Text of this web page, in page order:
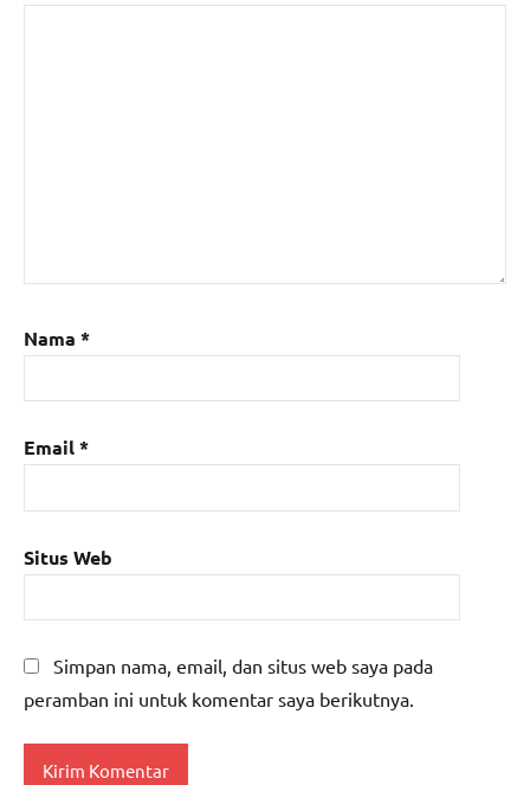
Nama *
Email*
Situs Web
Simpan nama, email, dan situs web saya pada
peramban ini untuk komentar saya berikutnya.